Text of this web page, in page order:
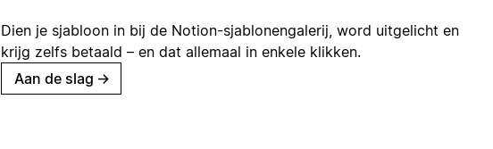
Dien je sjabloon in bij de Notion-sjablonengalerij, word uitgelicht en
krijg zelfs betaald – en dat allemaal in enkele klikken.
Aan de slag →